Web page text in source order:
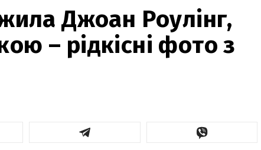
Джоан Роулінг,
– рідкісні фото з